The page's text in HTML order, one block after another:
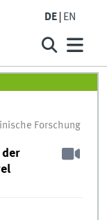
DE EN
Forschung
der